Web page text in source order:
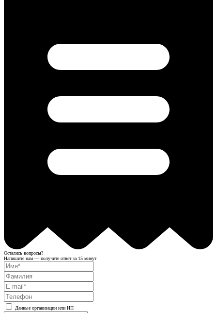
Остались вопросы?
Напишите нам — получите ответ за 15 минут
Данные организации или ИП